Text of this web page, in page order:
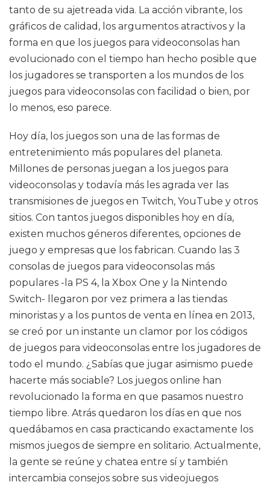
tanto de su ajetreada vida. La acción vibrante, los
gráficos de calidad, los argumentos atractivos y la
forma en que los juegos para videoconsolas han
evolucionado con el tiempo han hecho posible que
los jugadores se transporten a los mundos de los
juegos para videoconsolas con facilidad o bien, por
lo menos, eso parece.
Hoy día, los juegos son una de las formas de
entretenimiento más populares del planeta.
Millones de personas juegan a los juegos para
videoconsolas y todavía más les agrada ver las
transmisiones de juegos en Twitch, YouTube y otros
sitios. Con tantos juegos disponibles hoy en día,
existen muchos géneros diferentes, opciones de
juego y empresas que los fabrican. Cuando las 3
consolas de juegos para videoconsolas más
populares -la PS 4, la Xbox One y la Nintendo
Switch- llegaron por vez primera a las tiendas
minoristas y a los puntos de venta en línea en 2013,
se creó por un instante un clamor por los códigos
de juegos para videoconsolas entre los jugadores de
todo el mundo. ¿Sabías que jugar asimismo puede
hacerte más sociable? Los juegos online han
revolucionado la forma en que pasamos nuestro
tiempo libre. Atrás quedaron los días en que nos
quedábamos en casa practicando exactamente los
mismos juegos de siempre en solitario. Actualmente,
la gente se reúne y chatea entre sí y también
intercambia consejos sobre sus videojuegos